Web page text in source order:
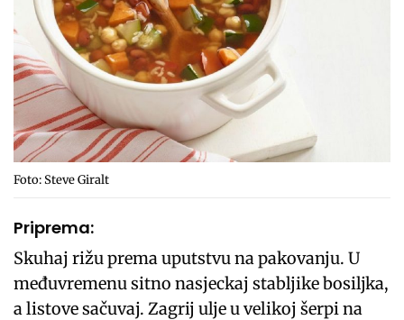
Foto: Steve Giralt
Priprema:
Skuhaj rižu prema uputstvu na pakovanju. U
međuvremenu sitno nasjeckaj stabljike bosiljka,
a listove sačuvaj. Zagrij ulje u velikoj šerpi na